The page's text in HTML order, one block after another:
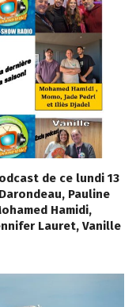
de ce lundi 13
Pauline
Hamidi,
Lauret, Vanille